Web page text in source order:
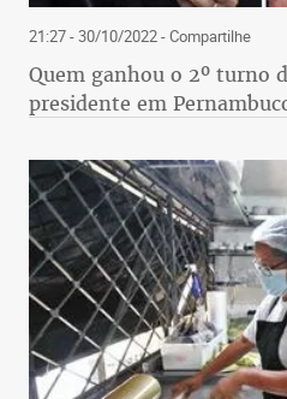
21:27 - 30/10/2022- Compartilhe
Quem ganhou o 2º turno
presidente em